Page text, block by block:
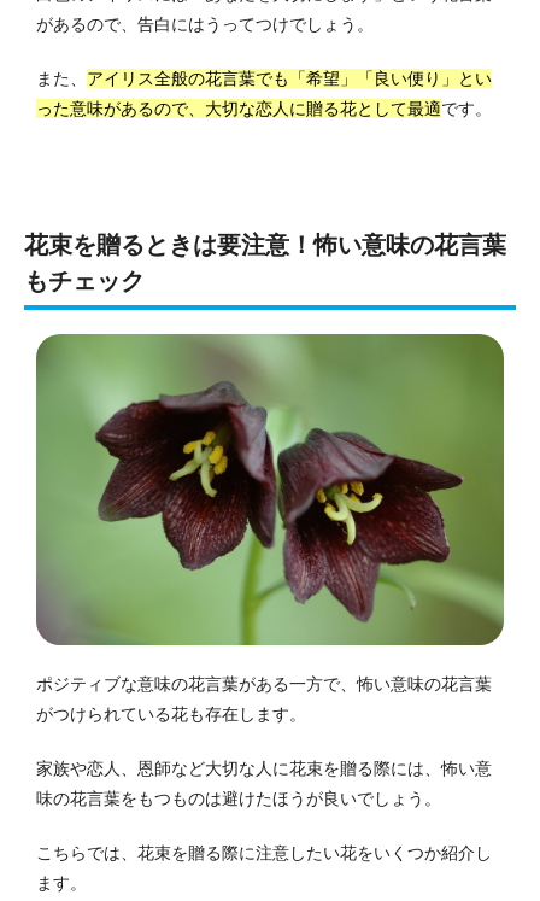
があるので、告白にはうってつけでしょう。
また、 アイリス全般の花言葉でも「希望」「良い便り」とい
った意味があるので、大切な恋人に贈る花として最適です。
花束を贈るときは要注意！怖い意味の花言葉
もチェック
ポジティブな意味の花言葉がある一方で、怖い意味の花言葉
がつけられている花も存在します。
家族や恋人、恩師など大切な人に花束を贈る際には、怖い意
味の花言葉をもつものは避けたほうが良いでしょう。
こちらでは、花束を贈る際に注意したい花をいくつか紹介し
ます。